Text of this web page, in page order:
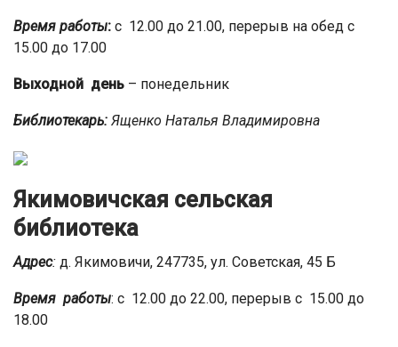
Время работы: с 12.00 до 21.00, перерыв на обед с
15.00 до 17.00
Выходной день – понедельник
Библиотекарь: Ященко Наталья Владимировна
Якимовичская сельская
библиотека
Адрес: д. Якимовичи, 247735, ул. Советская, 45 Б
Время работы: с 12.00 до 22.00, перерыв с 15.00 до
18.00